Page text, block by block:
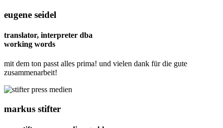
eugene seidel
translator, interpreter dba
working words
mit dem ton passt alles prima! und vielen dank für die gute
zusammenarbeit!
markus stifter